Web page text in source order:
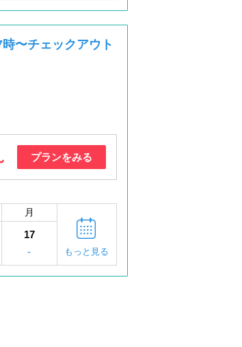
〜チェックアウト
プランをみる
月
17
-
もっと見る